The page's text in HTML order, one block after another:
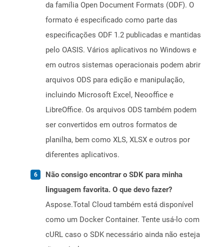
da família Open Document Formats (ODF). O
formato é especificado como parte das
especificações ODF 1.2 publicadas e mantidas
pelo OASIS. Vários aplicativos no Windows e
em outros sistemas operacionais podem abrir
arquivos ODS para edição e manipulação,
incluindo Microsoft Excel, Neooffice e
LibreOffice. Os arquivos ODS também podem
ser convertidos em outros formatos de
planilha, bem como XLS, XLSX e outros por
diferentes aplicativos.
Não consigo encontrar o SDK para minha
linguagem favorita. O que devo fazer?
Aspose.Total Cloud também está disponível
como um Docker Container. Tente usá-lo com
cURL caso o SDK necessário ainda não esteja